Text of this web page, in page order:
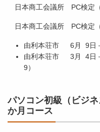
日本商工会議所 PC検定
日本商工会議所 PC検定
由利本荘市 6月 9
由利本荘市 3月 4日
9）
パソコン初級（ビジ
か月コース